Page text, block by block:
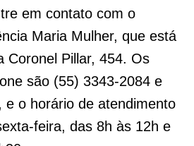
em contato com o
Maria Mulher, que está
Coronel Pillar, 454. Os
são (55) 3343-2084 e
e o horário de atendimento
feira, das 8h às 12h e